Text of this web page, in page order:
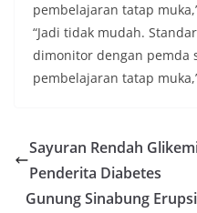
pembelajaran tatap
“Jadi tidak mudah.
dimonitor dengan pemda
pembelajaran tatap
Sayuran Rendah
Penderita Diabetes
Gunung Sinabung